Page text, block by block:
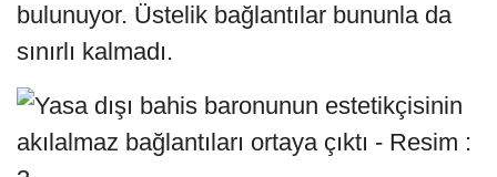
bulunuyor. Üstelik bağlantılar bununla da
sınırlı kalmadı.